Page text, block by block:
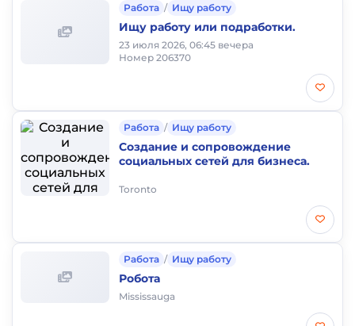
Работа / Ищу работу
Ищу работу или подработки.
23 июля 2026, 06:45 вечера
Номер 206370
Работа / Ищу работу
Создание и сопровождение
социальных сетей для бизнеса.
Toronto
Работа / Ищу работу
Робота
Mississauga